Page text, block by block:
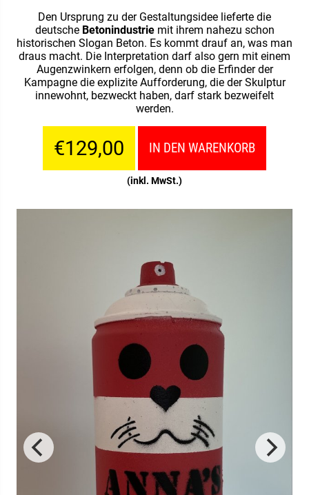
Den Ursprung zu der Gestaltungsidee lieferte die
deutsche Betonindustriemit ihrem nahezu schon
historischen Slogan Beton. Es kommt drauf an, was man
draus macht. Die Interpretation darf also gern mit einem
Augenzwinkern erfolgen, denn ob die Erfinder der
Kampagne die explizite Aufforderung, die der Skulptur
innewohnt, bezweckt haben, darf stark bezweifelt
werden.
€129,00 IN DEN WARENKORB
(inkl. MwSt.)